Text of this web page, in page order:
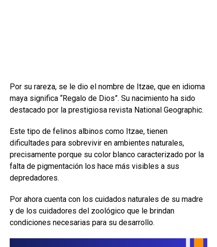
Por su rareza, se le dio el nombre de Itzae, que en idioma
maya significa “Regalo de Dios”. Su nacimiento ha sido
destacado por la prestigiosa revista National Geographic.
Este tipo de felinos albinos como Itzae, tienen
dificultades para sobrevivir en ambientes naturales,
precisamente porque su color blanco caracterizado por la
falta de pigmentación los hace más visibles a sus
depredadores.
Por ahora cuenta con los cuidados naturales de su madre
y de los cuidadores del zoológico que le brindan
condiciones necesarias para su desarrollo.